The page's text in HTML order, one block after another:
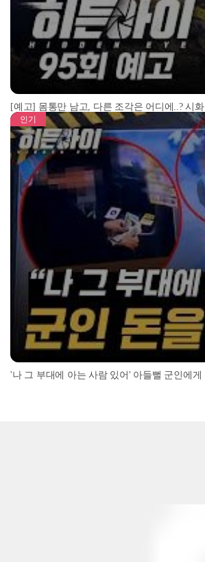
[예고] 몸통만 남고, 다른 조각은 어디에..? 시
인기
'나 그 부대에 아는 사람 있어' 아들뻘 군인에게